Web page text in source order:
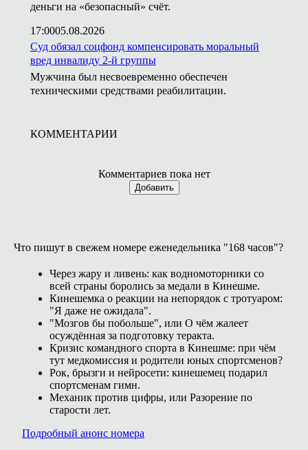
деньги на «безопасный» счёт.
17:0005.08.2026
Суд обязал соцфонд компенсировать моральный
вред инвалиду 2-й группы
Мужчина был несвоевременно обеспечен
техническими средствами реабилитации.
КОММЕНТАРИИ
Комментариев пока нет
Добавить
Что пишут в свежем номере еженедельника "168 часов"?
Через жару и ливень: как водномоторники со
всей страны боролись за медали в Кинешме.
Кинешемка о реакции на непорядок с тротуаром:
"Я даже не ожидала".
"Мозгов бы побольше", или О чём жалеет
осуждённая за подготовку теракта.
Кризис командного спорта в Кинешме: при чём
тут медкомиссия и родители юных спортсменов?
Рок, брызги и нейросети: кинешемец подарил
спортсменам гимн.
Механик против цифры, или Разорение по
старости лет.
Подробный анонс номера